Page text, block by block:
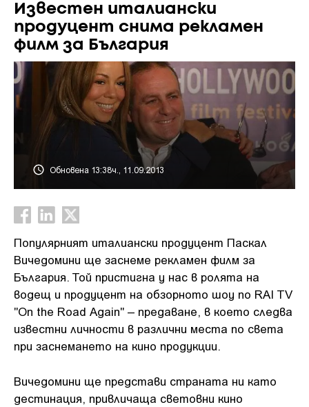
Известен италиански
продуцент снима рекламен
филм за България
Обновена 13:38ч., 11.09.2013
Популярният италиански продуцент Паскал
Вичедомини ще заснеме рекламен филм за
България. Той пристигна у нас в ролята на
водещ и продуцент на обзорнотo шоу по RAI TV
"On the Road Again" – предаване, в което следва
известни личности в различни места по света
при заснемането на кино продукции.
Вичедомини ще представи страната ни като
дестинация, привличаща световни кино